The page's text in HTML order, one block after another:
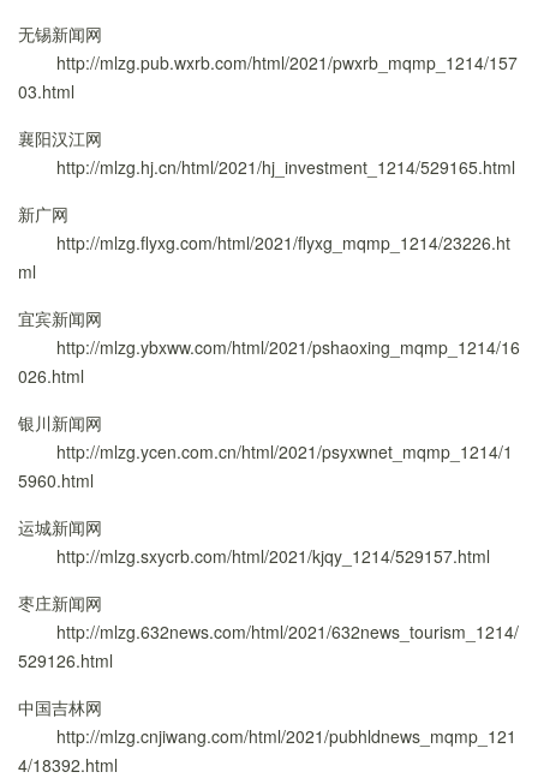
无锡新闻网
http://mlzg.pub.wxrb.com/html/2021/pwxrb_mqmp_1214/157
03.html
襄阳汉江网
http://mlzg.hj.cn/html/2021/hj_investment_1214/529165.html
新广网
http://mlzg.flyxg.com/html/2021/flyxg_mqmp_1214/23226.ht
ml
宜宾新闻网
http://mlzg.ybxww.com/html/2021/pshaoxing_mqmp_1214/16
026.html
银川新闻网
http://mlzg.ycen.com.cn/html/2021/psyxwnet_mqmp_1214/1
5960.html
运城新闻网
http://mlzg.sxycrb.com/html/2021/kjqy_1214/529157.html
枣庄新闻网
http://mlzg.632news.com/html/2021/632news_tourism_1214/
529126.html
中国吉林网
http://mlzg.cnjiwang.com/html/2021/pubhldnews_mqmp_121
4/18392.html